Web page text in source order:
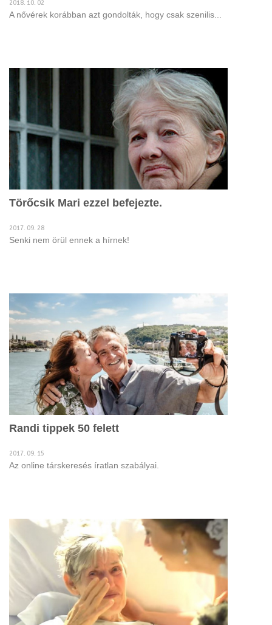
2018. 10. 02
A nővérek korábban azt gondolták, hogy csak szenilis...
Törőcsik Mari ezzel befejezte.
2017. 09. 28
Senki nem örül ennek a hírnek!
Randi tippek 50 felett
2017. 09. 15
Az online társkeresés íratlan szabályai.